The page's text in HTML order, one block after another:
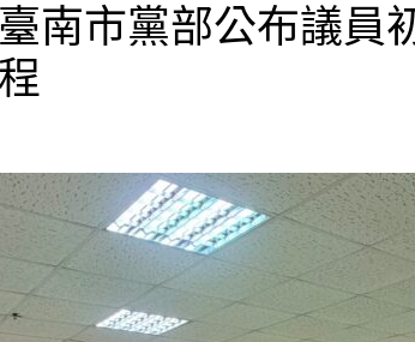
南市黨部公布議員